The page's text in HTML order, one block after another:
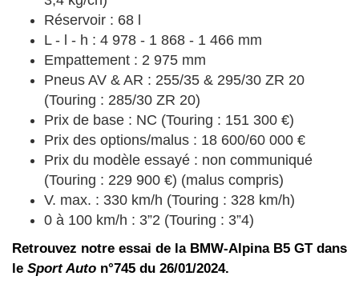
Réservoir : 68 l
L - l - h : 4 978 - 1 868 - 1 466 mm
Empattement : 2 975 mm
Pneus AV & AR : 255/35 & 295/30 ZR 20
(Touring : 285/30 ZR 20)
Prix de base : NC (Touring : 151 300 €)
Prix des options/malus : 18 600/60 000 €
Prix du modèle essayé : non communiqué
(Touring : 229 900 €) (malus compris)
V. max. : 330 km/h (Touring : 328 km/h)
0 à 100 km/h : 3”2 (Touring : 3”4)
Retrouvez notre essai de la BMW-Alpina B5 GT dans
le Sport Auto n°745 du 26/01/2024.